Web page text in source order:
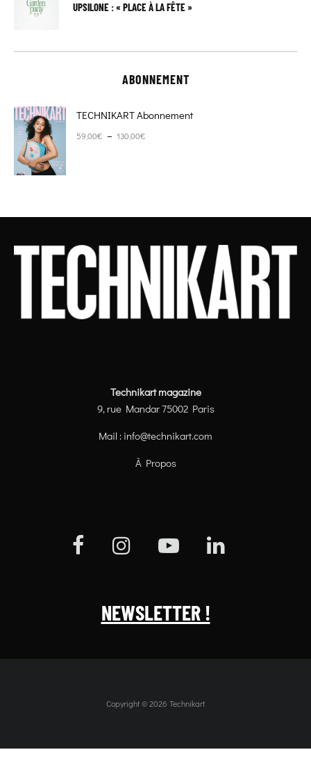
UPSILONE : « PLACE À LA FÊTE »
ABONNEMENT
TECHNIKART Abonnement
59,00€ – 130,00€
Technikart magazine
9, rue Mandar 75002 Paris
Mail : info@technikart.com
À Propos
NEWSLETTER !
Copyright © 2026 Technikart